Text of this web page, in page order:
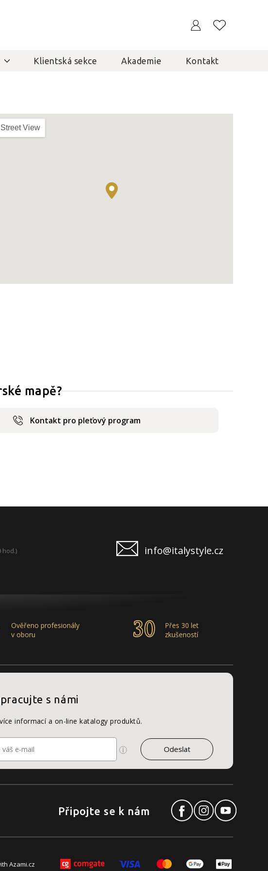
Klientská sekce Akademie Kontakt
Street View
mapě?
Kontakt pro pleťový program
hod.) info@italystyle.cz
Ověřeno profesionály
v oboru
Přes 30 let
zkušeností
s námi
informací a on-line katalogy produktů.
Připojte se k nám
Azami.cz